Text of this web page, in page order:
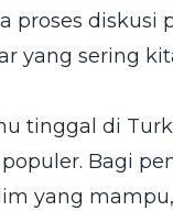
proses diskusi
yang sering
tinggal di
Bagi
yang